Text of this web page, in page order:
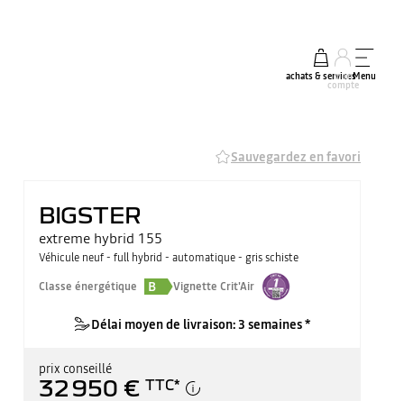
achats & services
mon
compte
Menu
Sauvegardez en favori
BIGSTER
extreme hybrid 155
Véhicule neuf - full hybrid - automatique - gris schiste
Classe énergétique
B Vignette Crit'Air
Délai moyen de livraison: 3 semaines *
prix conseillé
32 950 € TTC*